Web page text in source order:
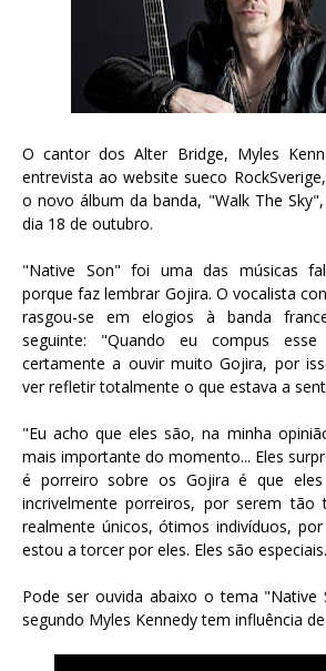
O cantor dos Alter Bridge, Myles
entrevista ao website sueco
o novo álbum da banda, "Walk The
dia 18 de outubro.
"Native Son" foi uma das músicas
porque faz lembrar Gojira. O vocalista
rasgou-se em elogios à banda
seguinte: "Quando eu compus esse
certamente a ouvir muito Gojira, por
ver refletir totalmente o que estava a
"Eu acho que eles são, na minha
mais importante do momento... Eles
é porreiro sobre os Gojira é que
incrivelmente porreiros, por serem tão
realmente únicos, ótimos indivíduos,
estou a torcer por eles. Eles são
Pode ser ouvida abaixo o tema "Native
segundo Myles Kennedy tem influência